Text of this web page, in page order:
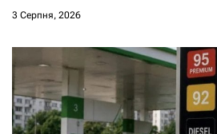
3 Серпня, 2026